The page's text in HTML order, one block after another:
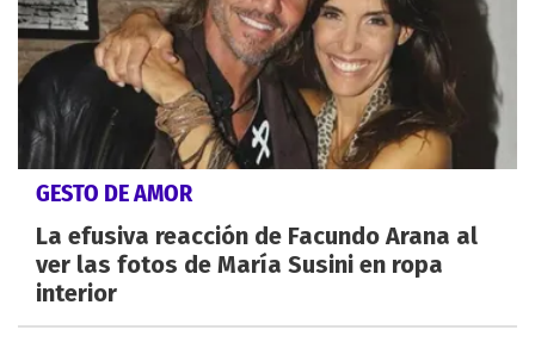
GESTO DE AMOR
La efusiva reacción de Facundo Arana al
ver las fotos de María Susini en ropa
interior